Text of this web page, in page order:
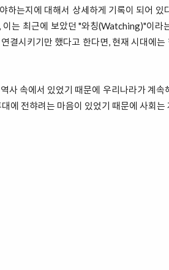
하는지에 대해서 상세하게 기록이 되어
는 최근에 보았던 "와칭(Watching)"이라
결시키기만 했다고 한다면, 현재 시대에
사 속에서 있었기 때문에 우리나라가 계
에 전햐려는 마음이 있었기 때문에 사회